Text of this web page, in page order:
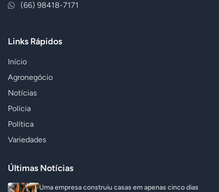
(66) 98418-7171
Links Rápidos
Início
Agronegócio
Notícias
Polícia
Política
Variedades
Últimas Notícias
Uma empresa construiu casas em apenas cinco dias